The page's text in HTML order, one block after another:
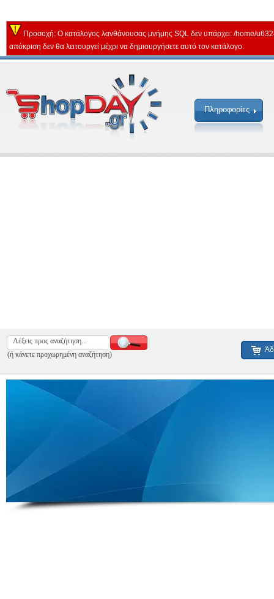
Προσοχή: Ο κατάλογος λανθάνουσας μνήμης SQL δεν υπάρχει: /home/
απόκριση δεν θα λειτουργεί μέχρι να δημιουργήσετε αυτό τον κατάλογο.
Πληροφορίες
(ή κάνετε προχωρημένη αναζήτηση)